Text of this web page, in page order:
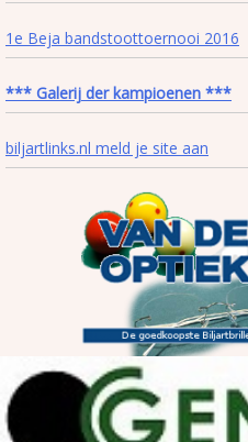
1e Beja bandstoottoernooi 2016
*** Galerij der kampioenen ***
biljartlinks.nl meld je site aan